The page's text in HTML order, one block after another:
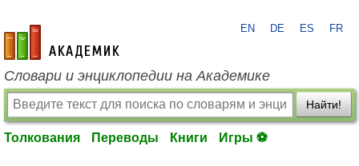
academic.ru
EN DE ES FR
Словари и энциклопедии на Академике
Найти!
Толкования Переводы Книги Игры ⚽